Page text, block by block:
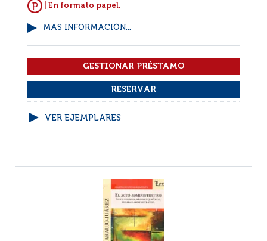
| En formato papel.
MÁS INFORMACIÓN...
VER EJEMPLARES